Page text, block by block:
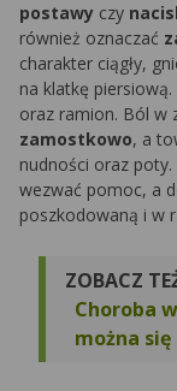
postawy czy
również oznaczać
charakter ciągły,
na klatkę
oraz ramion. Ból w
zamostkowo, a
nudności oraz
wezwać pomoc, a
poszkodowaną i w
ZOBACZ
Choroba
można